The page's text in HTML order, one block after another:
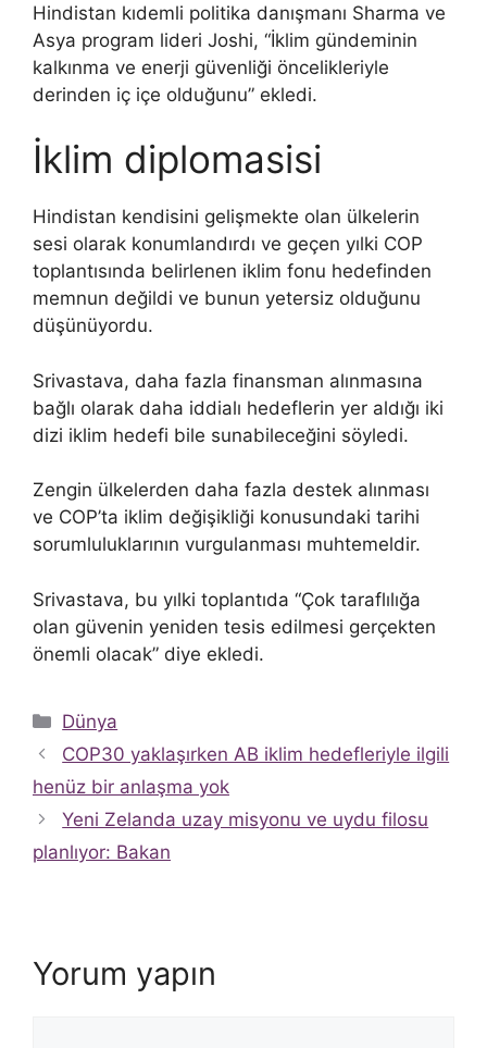
Hindistan kıdemli politika danışmanı Sharma ve
Asya program lideri Joshi, “İklim gündeminin
kalkınma ve enerji güvenliği öncelikleriyle
derinden iç içe olduğunu” ekledi.
İklim diplomasisi
Hindistan kendisini gelişmekte olan ülkelerin
sesi olarak konumlandırdı ve geçen yılki COP
toplantısında belirlenen iklim fonu hedefinden
memnun değildi ve bunun yetersiz olduğunu
düşünüyordu.
Srivastava, daha fazla finansman alınmasına
bağlı olarak daha iddialı hedeflerin yer aldığı iki
dizi iklim hedefi bile sunabileceğini söyledi.
Zengin ülkelerden daha fazla destek alınması
ve COP’ta iklim değişikliği konusundaki tarihi
sorumluluklarının vurgulanması muhtemeldir.
Srivastava, bu yılki toplantıda “Çok taraflılığa
olan güvenin yeniden tesis edilmesi gerçekten
önemli olacak” diye ekledi.
Kategoriler
Dünya
COP30 yaklaşırken AB iklim hedefleriyle ilgili
henüz bir anlaşma yok
Yeni Zelanda uzay misyonu ve uydu filosu
planlıyor: Bakan
Yorum yapın